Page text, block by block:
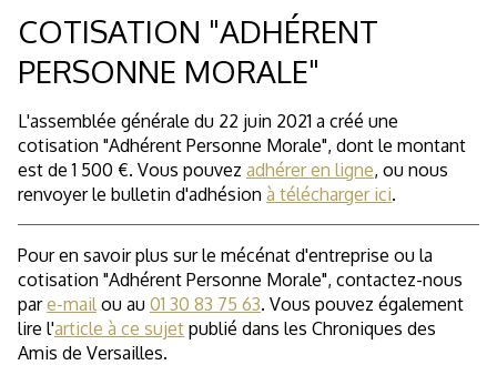
COTISATION "ADHÉRENT
PERSONNE MORALE"
L'assemblée générale du 22 juin 2021 a créé une
cotisation "Adhérent Personne Morale", dont le montant
est de 1 500 €. Vous pouvez adhérer en ligne, ou nous
renvoyer le bulletin d'adhésion à télécharger ici.
Pour en savoir plus sur le mécénat d'entreprise ou la
cotisation "Adhérent Personne Morale", contactez-nous
pare-mail ou au 01 30 83 75 63. Vous pouvez également
lire l'article à ce sujet publié dans les Chroniques des
Amis de Versailles.